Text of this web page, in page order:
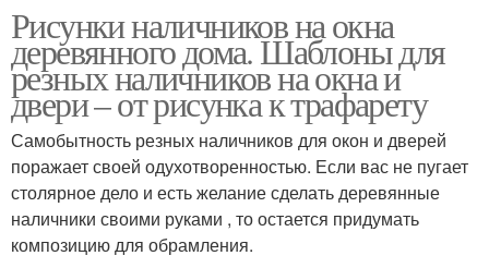
Рисунки наличников на окна
деревянного дома. Шаблоны для
резных наличников на окна и
двери – от рисунка к трафарету
Самобытность резных наличников для окон и дверей
поражает своей одухотворенностью. Если вас не пугает
столярное дело и есть желание сделать деревянные
наличники своими руками , то остается придумать
композицию для обрамления.